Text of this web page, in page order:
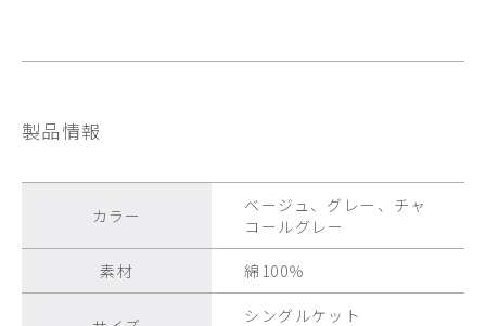
製品情報
カラー
ベージュ、グレー、チャ
コールグレー
素材 綿100％
シングルケット